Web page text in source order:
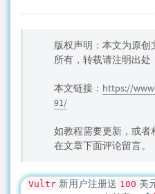
版权声明：本文为原创
所有，转载请注明出处
本文链接： https://
91/
如教程需要更新，或者
在文章下面评论留言。
Vultr 新用户注册送 100 美